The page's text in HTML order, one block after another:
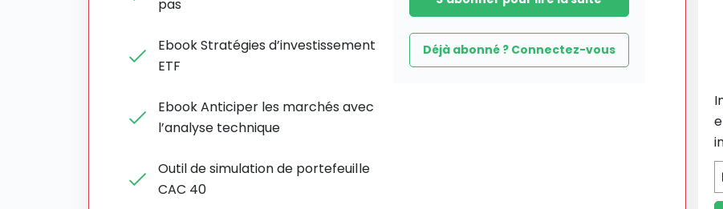
pas
Ebook Stratégies d’investissement
ETF
Ebook Anticiper les marchés avec
l’analyse technique
Outil de simulation de portefeuille
CAC 40
Déjà abonné ? Connectez-vous